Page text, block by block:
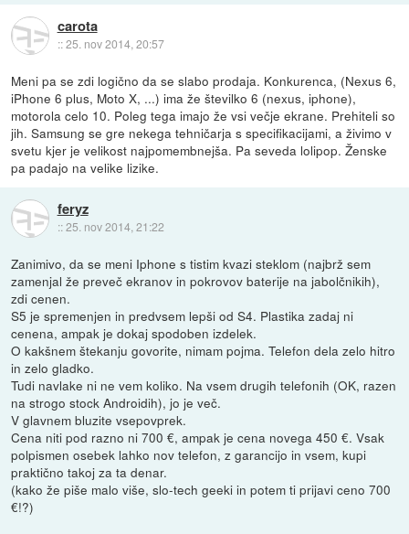
carota
::25. nov 2014, 20:57
Meni pa se zdi logično da se slabo prodaja. Konkurenca, (Nexus 6,
iPhone 6 plus, Moto X, ...) ima že številko 6 (nexus, iphone),
motorola celo 10. Poleg tega imajo že vsi večje ekrane. Prehiteli so
jih. Samsung se gre nekega tehničarja s specifikacijami, a živimo v
svetu kjer je velikost najpomembnejša. Pa seveda lolipop. Ženske
pa padajo na velike lizike.
feryz
::25. nov 2014, 21:22
Zanimivo, da se meni Iphone s tistim kvazi steklom (najbrž sem
zamenjal že preveč ekranov in pokrovov baterije na jabolčnikih),
zdi cenen.
S5 je spremenjen in predvsem lepši od S4. Plastika zadaj ni
cenena, ampak je dokaj spodoben izdelek.
O kakšnem štekanju govorite, nimam pojma. Telefon dela zelo hitro
in zelo gladko.
Tudi navlake ni ne vem koliko. Na vsem drugih telefonih (OK, razen
na strogo stock Androidih), jo je več.
V glavnem bluzite vsepovprek.
Cena niti pod razno ni 700 €, ampak je cena novega 450 €. Vsak
polpismen osebek lahko nov telefon, z garancijo in vsem, kupi
praktično takoj za ta denar.
(kako že piše malo više, slo-tech geeki in potem ti prijavi ceno 700
€!?)